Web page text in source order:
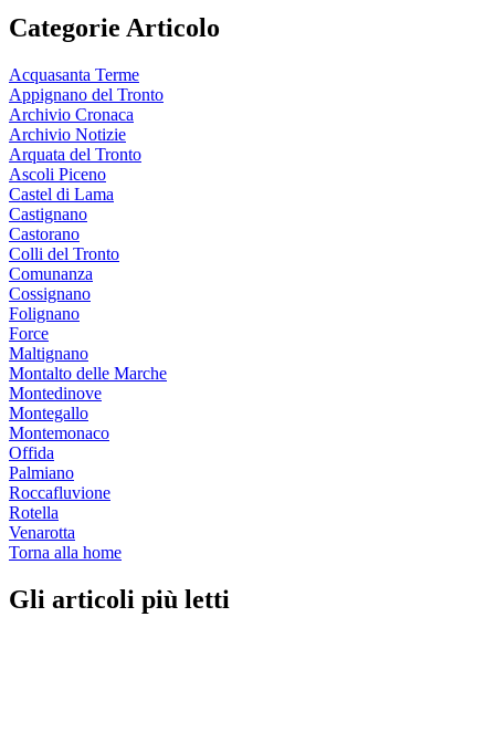
Categorie Articolo
Acquasanta Terme
Appignano del Tronto
Archivio Cronaca
Archivio Notizie
Arquata del Tronto
Ascoli Piceno
Castel di Lama
Castignano
Castorano
Colli del Tronto
Comunanza
Cossignano
Folignano
Force
Maltignano
Montalto delle Marche
Montedinove
Montegallo
Montemonaco
Offida
Palmiano
Roccafluvione
Rotella
Venarotta
Torna alla home
Gli articoli più letti